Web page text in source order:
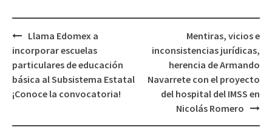
Post
navigation
Llama Edomex a
incorporar escuelas
particulares de educación
básica al Subsistema Estatal
¡Conoce la convocatoria!
Mentiras, vicios e
inconsistencias jurídicas,
herencia de Armando
Navarrete con el proyecto
del hospital del IMSS en
Nicolás Romero